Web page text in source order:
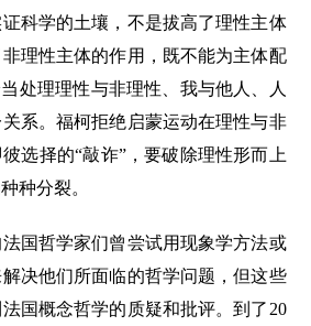
科学的土壤，不是拔高了理性主体
理性主体的作用，既不能为主体配
处理理性与非理性、我与他人、人
系。福柯拒绝启蒙运动在理性与非
选择的“敲诈”，要破除理性形而上
种分裂。
哲学家们曾尝试用现象学方法或
决他们所面临的哲学问题，但这些
国概念哲学的质疑和批评。到了20